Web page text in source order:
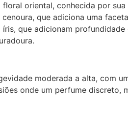
floral oriental, conhecida por
que adiciona uma
que adicionam
moderada a alta, com
onde um perfume discreto,